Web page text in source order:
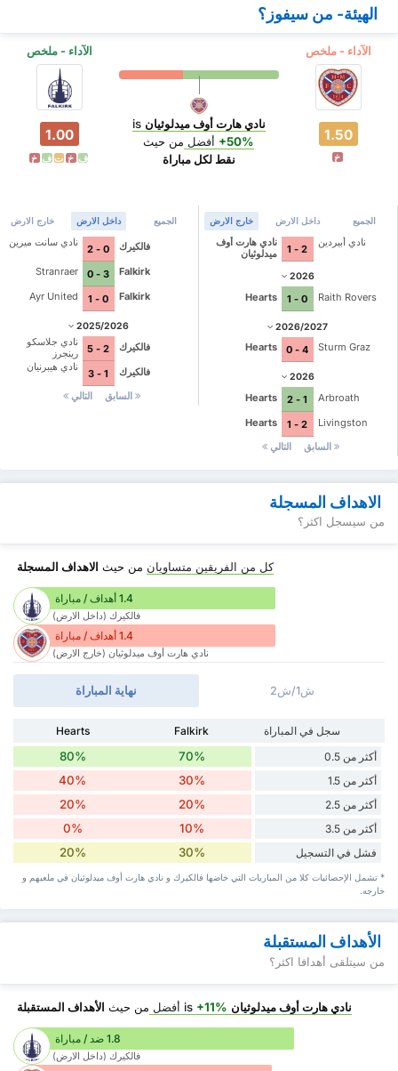
الهيئة- من سيفوز؟
الآداء - ملخص الآداء - ملخص
1.00
ف خ ت ف خ
نادي هارت أوف ميدلوثيان is
+50% أفضل من حيث
نقط لكل مباراة
1.50
خ
الجميع داخل الارض خارج الارض
نادي سانت ميرين
0 - 2
فالكيرك
Stranraer
3 - 0
Falkirk
Ayr United
0 - 1 Falkirk
2025/2026
نادي جلاسكو
رينجرز
2 - 5
فالكيرك
نادي هيبرنيان
1 - 3
فالكيرك
السابق
التالي
الجميع داخل الارض خارج الارض
نادي هارت أوف
ميدلوثيان
2 - 1
نادي أبيردين
2026
Hearts 0 - 1 Raith Rovers
2026/2027
Hearts 4 - 0 Sturm Graz
2026
Hearts 1 - 2
Arbroath
Hearts
2 - 1
Livingston
السابق
التالي
الاهداف المسجلة
من سيسجل اكثر؟
كل من الفريقين متساويان من حيث الاهداف المسجلة
1.4 أهداف / مباراة
فالكيرك (داخل الارض)
1.4 أهداف / مباراة
نادي هارت أوف ميدلوثيان (خارج الارض)
نهاية المباراة ش1/ش2
سجل في المباراة Falkirk
Hearts
أكثر من 0.5
70%
80%
أكثر من 1.5 30%
40%
أكثر من 2.5 20%
20%
أكثر من 3.5 10%
0%
فشل في التسجيل 30%
20%
* تشمل الإحصائيات كلا من المباريات التي خاضها فالكيرك و نادي هارت أوف ميدلوثيان في ملعبهم و
خارجه.
الأهداف المستقبلة
من سيتلقى أهدافا اكثر؟
نادي هارت أوف ميدلوثيان +11% أفضل من حيث الأهداف المستقبلة
1.8 ضد / مباراة
فالكيرك (داخل الارض)